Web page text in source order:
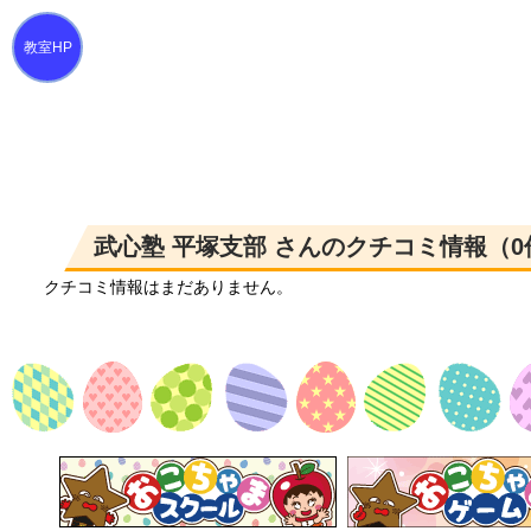
武心塾 平塚支部 さんのクチコミ情報（0
クチコミ情報はまだありません。